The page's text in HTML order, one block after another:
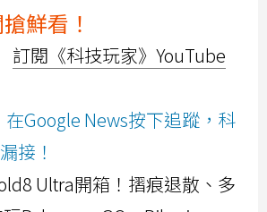
鮮看！
訂閱《科技玩家》YouTube
Google News按下追蹤，科
接！
Ultra開箱！摺痕退散、多